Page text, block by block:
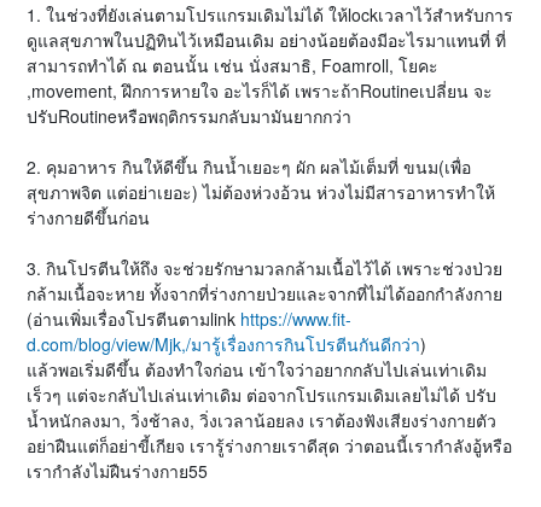
1. ในช่วงที่ยังเล่นตามโปรแกรมเดิมไม่ได้ ให้lockเวลาไว้สำหรับการ
ดูแลสุขภาพในปฏิทินไว้เหมือนเดิม อย่างน้อยต้องมีอะไรมาแทนที่ ที่
สามารถทำได้ ณ ตอนนั้น เช่น นั่งสมาธิ, Foamroll, โยคะ
,movement, ฝึกการหายใจ อะไรก็ได้ เพราะถ้าRoutineเปลี่ยน จะ
ปรับRoutineหรือพฤติกรรมกลับมามันยากกว่า
2. คุมอาหาร กินให้ดีขึ้น กินน้ำเยอะๆ ผัก ผลไม้เต็มที่ ขนม(เพื่อ
สุขภาพจิต แต่อย่าเยอะ) ไม่ต้องห่วงอ้วน ห่วงไม่มีสารอาหารทำให้
ร่างกายดีขึ้นก่อน
3. กินโปรตีนให้ถึง จะช่วยรักษามวลกล้ามเนื้อไว้ได้ เพราะช่วงป่วย
กล้ามเนื้อจะหาย ทั้งจากที่ร่างกายป่วยและจากที่ไม่ได้ออกกำลังกาย
(อ่านเพิ่มเรื่องโปรตีนตามlink https://www.fit-
d.com/blog/view/Mjk,/มารู้เรื่องการกินโปรตีนกันดีกว่า)
แล้วพอเริ่มดีขึ้น ต้องทำใจก่อน เข้าใจว่าอยากกลับไปเล่นเท่าเดิม
เร็วๆ แต่จะกลับไปเล่นเท่าเดิม ต่อจากโปรแกรมเดิมเลยไม่ได้ ปรับ
น้ำหนักลงมา, วิ่งช้าลง, วิ่งเวลาน้อยลง เราต้องฟังเสียงร่างกายตัว
อย่าฝืนแต่ก็อย่าขี้เกียจ เรารู้ร่างกายเราดีสุด ว่าตอนนี้เรากำลังอู้หรือ
เรากำลังไม่ฝืนร่างกาย55